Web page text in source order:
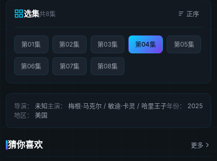
选集共8集 正序
第01集 第02集 第03集 第04集 第05集
第06集 第07集 第08集
导演： 未知主演： 梅根·马克尔 / 敏迪·卡灵 / 哈里王子年份：
2025
地区：
美国
猜你喜欢 更多